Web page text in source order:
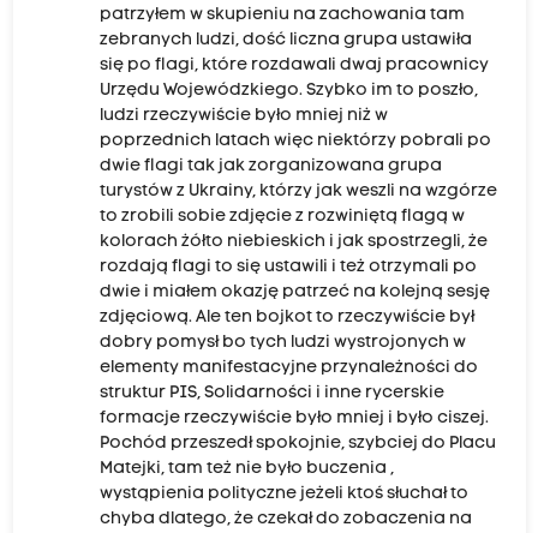
patrzyłem w skupieniu na zachowania tam
zebranych ludzi, dość liczna grupa ustawiła
się po flagi, które rozdawali dwaj pracownicy
Urzędu Wojewódzkiego. Szybko im to poszło,
ludzi rzeczywiście było mniej niż w
poprzednich latach więc niektórzy pobrali po
dwie flagi tak jak zorganizowana grupa
turystów z Ukrainy, którzy jak weszli na wzgórze
to zrobili sobie zdjęcie z rozwiniętą flagą w
kolorach żółto niebieskich i jak spostrzegli, że
rozdają flagi to się ustawili i też otrzymali po
dwie i miałem okazję patrzeć na kolejną sesję
zdjęciową. Ale ten bojkot to rzeczywiście był
dobry pomysł bo tych ludzi wystrojonych w
elementy manifestacyjne przynależności do
struktur PIS, Solidarności i inne rycerskie
formacje rzeczywiście było mniej i było ciszej.
Pochód przeszedł spokojnie, szybciej do Placu
Matejki, tam też nie było buczenia ,
wystąpienia polityczne jeżeli ktoś słuchał to
chyba dlatego, że czekał do zobaczenia na